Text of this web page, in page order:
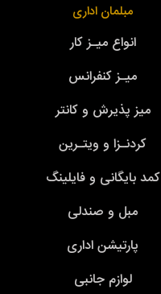
مبلمان اداری
انواع میـز کار
میـز کنفرانس
میز پذیرش و کانتر
کردنـزا و ویتـرین
کمد بایگانی و فایلینگ
مبل و صندلی
پارتیشن اداری
لوازم جانبی